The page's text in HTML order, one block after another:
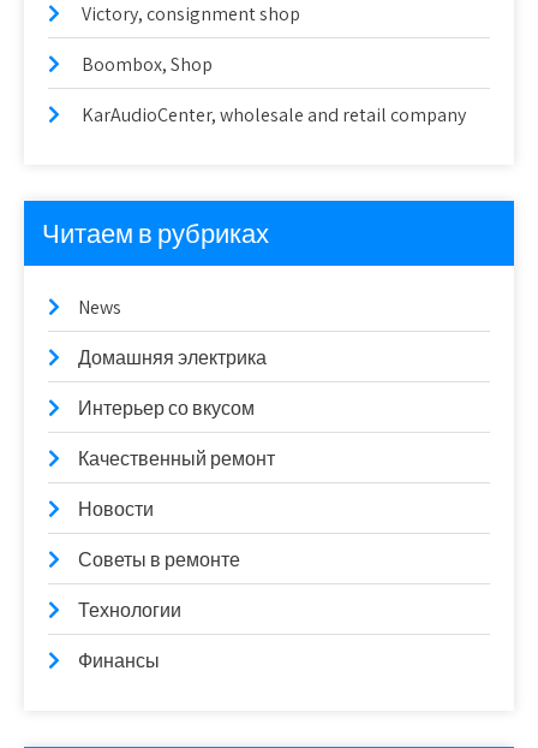
Victory, consignment shop
Boombox, Shop
KarAudioCenter, wholesale and retail company
Читаем в рубриках
News
Домашняя электрика
Интерьер со вкусом
Качественный ремонт
Новости
Советы в ремонте
Технологии
Финансы